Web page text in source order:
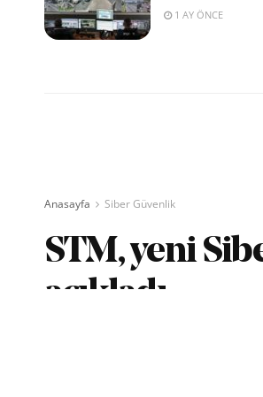
1 AY ÖNCE
Anasayfa Siber Güvenlik
STM, yeni
açıkladı